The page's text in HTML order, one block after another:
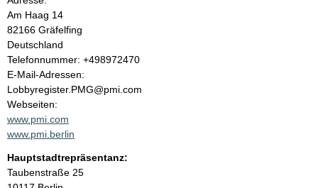
n
h
a
l
t
Am Haag 14
82166 Gräfelfing
Deutschland
K
o
n
t
a
k
i
n
Telefonnummer: +498972470
E-Mail-Adressen:
Lobbyregister.PMG@pmi.com
Webseiten:
www.pmi.com
www.pmi.berlin
Hauptstadtrepräsentanz:
A
Taubenstraße 25